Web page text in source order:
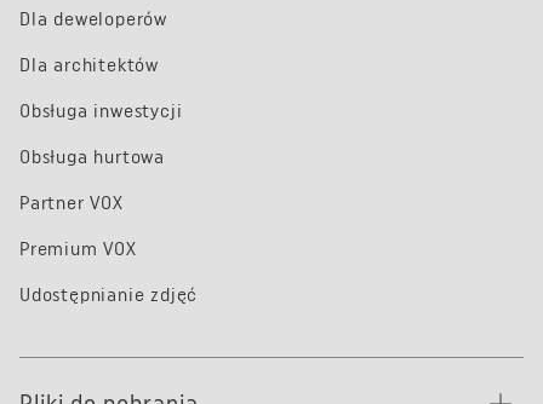
Dla deweloperów
Dla architektów
Obsługa inwestycji
Obsługa hurtowa
Partner VOX
Premium VOX
Udostępnianie zdjęć